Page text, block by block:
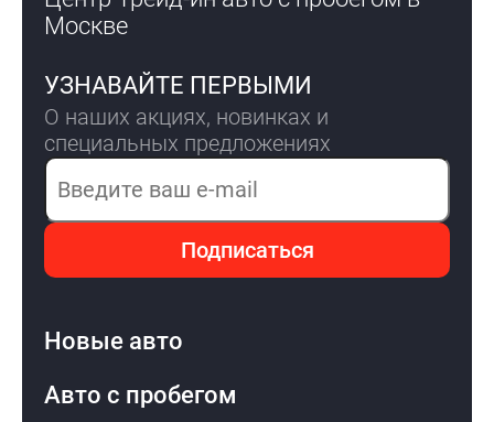
Москве
УЗНАВАЙТЕ ПЕРВЫМИ
О наших акциях, новинках и
специальных предложениях
Электронная почта
Подписаться
Новые авто
Авто с пробегом